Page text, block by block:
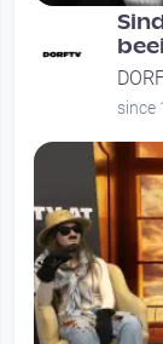
since